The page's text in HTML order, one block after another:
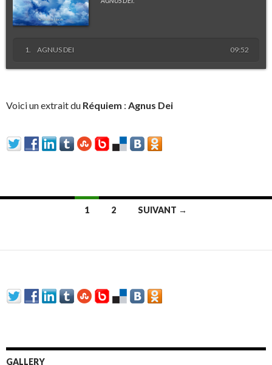
AGNUS DEI 09:52
Voici un extrait du Réquiem : Agnus Dei
1 2 SUIVANT →
GALLERY